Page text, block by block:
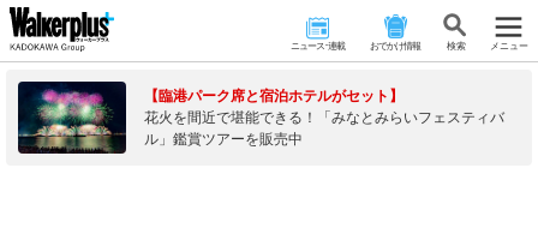
ニュース･連載 おでかけ情報 検 索 メニュー
【臨港パーク席と宿泊ホテルがセット】
花火を間近で堪能できる！「みなとみらいフェスティバ
ル」鑑賞ツアーを販売中